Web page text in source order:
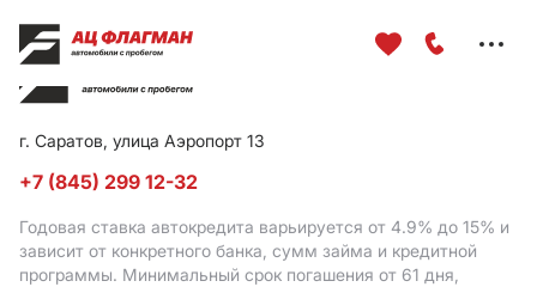
г. Саратов, улица Аэропорт 13
+7 (845) 299 12-32
Годовая ставка автокредита варьируется от 4.9% до 15% и
зависит от конкретного банка, сумм займа и кредитной
программы. Минимальный срок погашения от 61 дня,